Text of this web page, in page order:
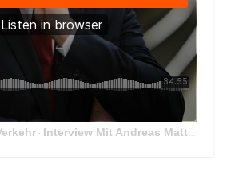
· Interview Mit Andreas Matthä, CEO der ÖBB Holding